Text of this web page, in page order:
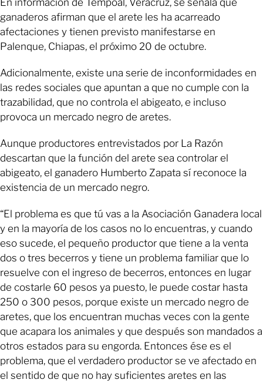
ganaderos afirman que el arete les ha acarreado
afectaciones y tienen previsto manifestarse en
Palenque, Chiapas, el próximo 20 de octubre.
Adicionalmente, existe una serie de inconformidades en
las redes sociales que apuntan a que no cumple con la
trazabilidad, que no controla el abigeato, e incluso
provoca un mercado negro de aretes.
Aunque productores entrevistados por La Razón
descartan que la función del arete sea controlar el
abigeato, el ganadero Humberto Zapata sí reconoce la
existencia de un mercado negro.
“El problema es que tú vas a la Asociación Ganadera local
y en la mayoría de los casos no lo encuentras, y cuando
eso sucede, el pequeño productor que tiene a la venta
dos o tres becerros y tiene un problema familiar que lo
resuelve con el ingreso de becerros, entonces en lugar
de costarle 60 pesos ya puesto, le puede costar hasta
250 o 300 pesos, porque existe un mercado negro de
aretes, que los encuentran muchas veces con la gente
que acapara los animales y que después son mandados a
otros estados para su engorda. Entonces ése es el
problema, que el verdadero productor se ve afectado en
el sentido de que no hay suficientes aretes en las